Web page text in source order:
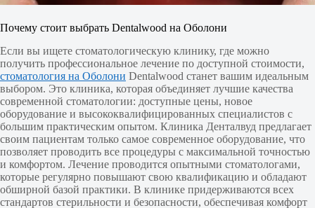
Почему стоит выбрать Dentalwood на Оболони
Если вы ищете стоматологическую клинику, где можно
получить профессиональное лечение по доступной стоимости,
стоматология на Оболони Dentalwood станет вашим идеальным
выбором. Это клиника, которая объединяет лучшие качества
современной стоматологии: доступные цены, новое
оборудование и высококвалифицированных специалистов с
большим практическим опытом. Клиника Денталвуд предлагает
своим пациентам только самое современное оборудование, что
позволяет проводить все процедуры с максимальной точностью
и комфортом. Лечение проводится опытными стоматологами,
которые регулярно повышают свою квалификацию и обладают
обширной базой практики. В клинике придерживаются всех
стандартов стерильности и безопасности, обеспечивая комфорт